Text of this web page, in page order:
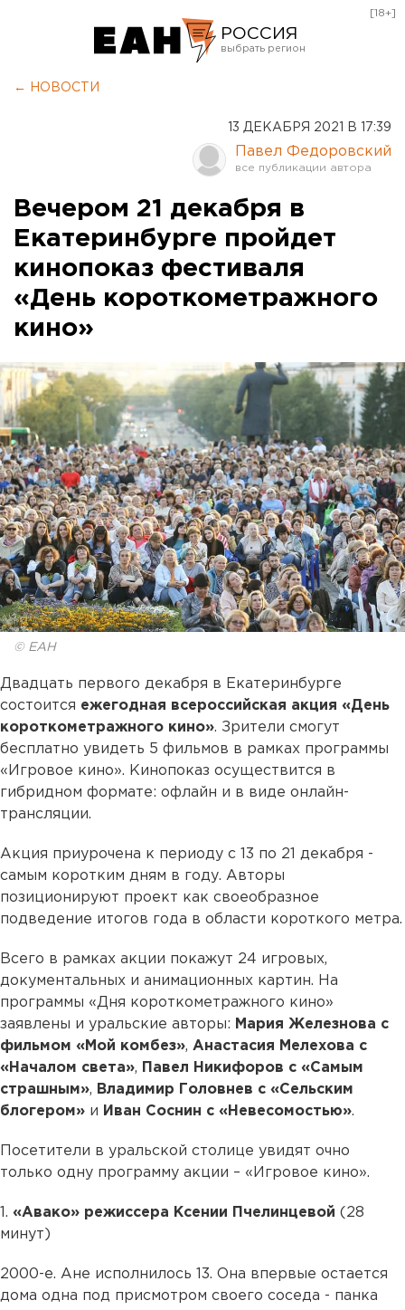
РОССИЯ
Оренбург
[18+]
← НОВОСТИ
13 ДЕКАБРЯ 2021 В 17:39
Павел Федоровский
Вечером 21 декабря в
Екатеринбурге пройдет
кинопоказ фестиваля
«День короткометражного
кино»
© ЕАН
Двадцать первого декабря в Екатеринбурге
состоится ежегодная всероссийская акция «День
короткометражного кино». Зрители смогут
бесплатно увидеть 5 фильмов в рамках программы
«Игровое кино». Кинопоказ осуществится в
гибридном формате: офлайн и в виде онлайн-
трансляции.
Акция приурочена к периоду с 13 по 21 декабря -
самым коротким дням в году. Авторы
позиционируют проект как своеобразное
подведение итогов года в области короткого метра.
Всего в рамках акции покажут 24 игровых,
документальных и анимационных картин. На
программы «Дня короткометражного кино»
заявлены и уральские авторы: Мария Железнова с
фильмом «Мой комбез», Анастасия Мелехова с
«Началом света»,
Павел Никифоров с «Самым
страшным», Владимир Головнев с «Сельским
блогером» и Иван Соснин с «Невесомостью».
Посетители в уральской столице увидят очно
только одну программу акции – «Игровое кино».
1. «Авако» режиссера Ксении Пчелинцевой (28
минут)
2000-е. Ане исполнилось 13. Она впервые остается
дома одна под присмотром своего соседа - панка